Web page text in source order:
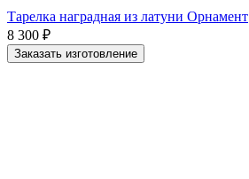
Тарелка наградная из латуни Орнамент
8 300 ₽
Заказать изготовление